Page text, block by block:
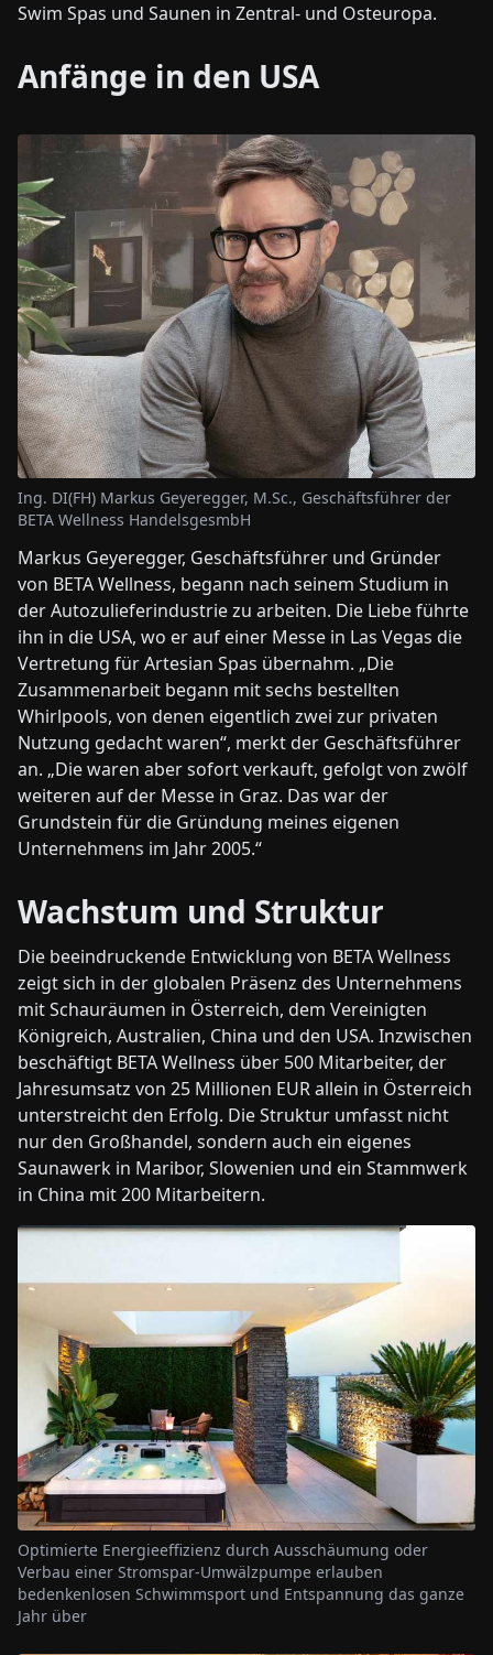
Swim Spas und Saunen in Zentral- und Osteuropa.
Anfänge in den USA
Ing. DI(FH) Markus Geyeregger, M.Sc., Geschäftsführer der
BETA Wellness HandelsgesmbH
Markus Geyeregger, Geschäftsführer und Gründer
von BETA Wellness, begann nach seinem Studium in
der Autozulieferindustrie zu arbeiten. Die Liebe führte
ihn in die USA, wo er auf einer Messe in Las Vegas die
Vertretung für Artesian Spas übernahm. „Die
Zusammenarbeit begann mit sechs bestellten
Whirlpools, von denen eigentlich zwei zur privaten
Nutzung gedacht waren“, merkt der Geschäftsführer
an. „Die waren aber sofort verkauft, gefolgt von zwölf
weiteren auf der Messe in Graz. Das war der
Grundstein für die Gründung meines eigenen
Unternehmens im Jahr 2005.“
Wachstum und Struktur
Die beeindruckende Entwicklung von BETA Wellness
zeigt sich in der globalen Präsenz des Unternehmens
mit Schauräumen in Österreich, dem Vereinigten
Königreich, Australien, China und den USA. Inzwischen
beschäftigt BETA Wellness über 500 Mitarbeiter, der
Jahresumsatz von 25 Millionen EUR allein in Österreich
unterstreicht den Erfolg. Die Struktur umfasst nicht
nur den Großhandel, sondern auch ein eigenes
Saunawerk in Maribor, Slowenien und ein Stammwerk
in China mit 200 Mitarbeitern.
Optimierte Energieeffizienz durch Ausschäumung oder
Verbau einer Stromspar-Umwälzpumpe erlauben
bedenkenlosen Schwimmsport und Entspannung das ganze
Jahr über